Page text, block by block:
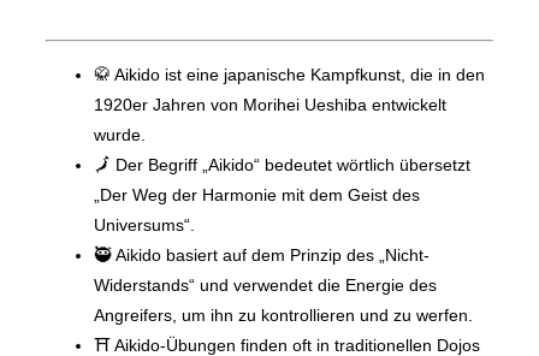
🥋 Aikido ist eine japanische Kampfkunst, die in den
1920er Jahren von Morihei Ueshiba entwickelt
wurde.
🗾 Der Begriff „Aikido“ bedeutet wörtlich übersetzt
„Der Weg der Harmonie mit dem Geist des
Universums“.
🥷 Aikido basiert auf dem Prinzip des „Nicht-
Widerstands“ und verwendet die Energie des
Angreifers, um ihn zu kontrollieren und zu werfen.
⛩️ Aikido-Übungen finden oft in traditionellen Dojos